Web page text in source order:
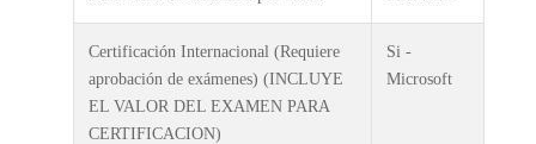
Certificación Internacional (Requiere
aprobación de exámenes) (INCLUYE
EL VALOR DEL EXAMEN PARA
CERTIFICACION)
Si -
Microsoft